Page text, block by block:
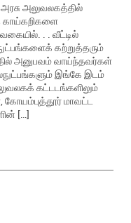
அலுவலகத்தில்
காய்கறிகளை
. . வீட்டில்
கற்றுத்தரும்
அனுபவம் வாய்ந்தவர்கள்
இங்கே இடம்
கட்டடங்களிலும்
கோயம்புத்தூர் மாவட்ட
[…]